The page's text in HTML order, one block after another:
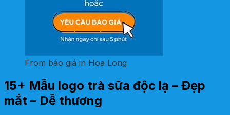
From báo giá in Hoa Long
15+ Mẫu logo trà sữa độc lạ – Đẹp
mắt – Dễ thương